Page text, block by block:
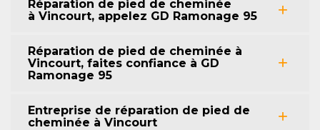
Réparation de pied de cheminée
à Vincourt, appelez GD Ramonage 95
Réparation de pied de cheminée à
Vincourt, faites confiance à GD
Ramonage 95
Entreprise de réparation de pied de
cheminée à Vincourt